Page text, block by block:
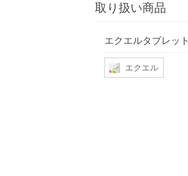
取り扱い商品
エクエルタブレット
エクエル